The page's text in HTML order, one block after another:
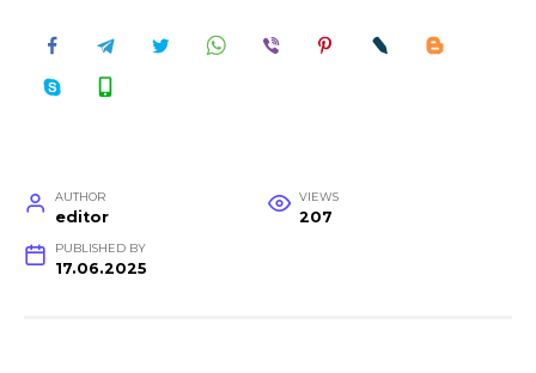
AUTHOR
editor
VIEWS
207
PUBLISHED BY
17.06.2025